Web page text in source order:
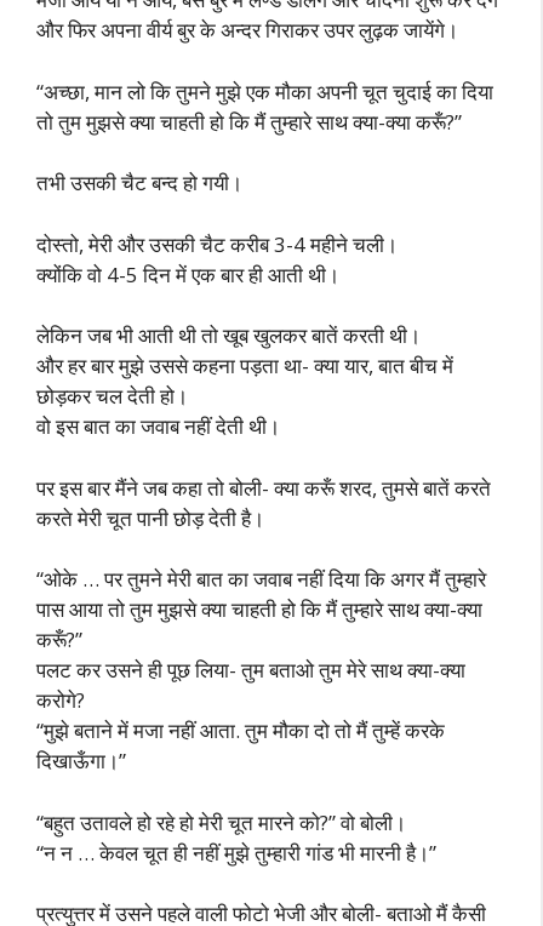
और फिर अपना वीर्य बुर के अन्दर गिराकर उपर लुढ़क जायेंगे।
“अच्छा, मान लो कि तुमने मुझे एक मौका अपनी चूत चुदाई का दिया
तो तुम मुझसे क्या चाहती हो कि मैं तुम्हारे साथ क्या-क्या करूँ?”
तभी उसकी चैट बन्द हो गयी।
दोस्तो, मेरी और उसकी चैट करीब 3-4 महीने चली।
क्योंकि वो 4-5 दिन में एक बार ही आती थी।
लेकिन जब भी आती थी तो खूब खुलकर बातें करती थी।
और हर बार मुझे उससे कहना पड़ता था- क्या यार, बात बीच में
छोड़कर चल देती हो।
वो इस बात का जवाब नहीं देती थी।
पर इस बार मैंने जब कहा तो बोली- क्या करूँ शरद, तुमसे बातें करते
करते मेरी चूत पानी छोड़ देती है।
“ओके … पर तुमने मेरी बात का जवाब नहीं दिया कि अगर मैं तुम्हारे
पास आया तो तुम मुझसे क्या चाहती हो कि मैं तुम्हारे साथ क्या-क्या
करूँ?”
पलट कर उसने ही पूछ लिया- तुम बताओ तुम मेरे साथ क्या-क्या
करोगे?
“मुझे बताने में मजा नहीं आता. तुम मौका दो तो मैं तुम्हें करके
दिखाऊँगा।”
“बहुत उतावले हो रहे हो मेरी चूत मारने को?” वो बोली।
“न न … केवल चूत ही नहीं मुझे तुम्हारी गांड भी मारनी है।”
प्रत्युत्तर में उसने पहले वाली फोटो भेजी और बोली- बताओ मैं कैसी